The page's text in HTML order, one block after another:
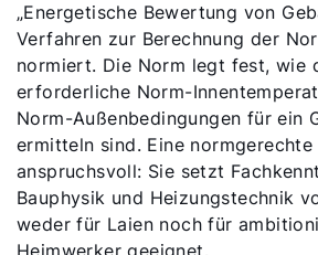
„Energetische Bewertung von
Verfahren zur Berechnung der
normiert. Die Norm legt fest, wie
erforderliche Norm-
Norm-Außenbedingungen für ein
ermitteln sind. Eine normgerechte
anspruchsvoll: Sie setzt
Bauphysik und Heizungstechnik
weder für Laien noch für
Heimwerker geeignet.